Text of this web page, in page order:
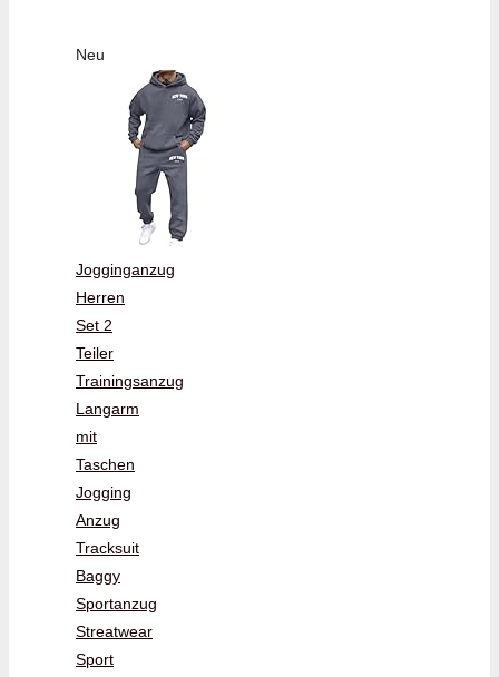
Neu
Jogginganzug
Herren
Set 2
Teiler
Trainingsanzug
Langarm
mit
Taschen
Jogging
Anzug
Tracksuit
Baggy
Sportanzug
Streatwear
Sport